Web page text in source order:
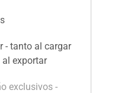
- tanto al cargar
exportar
exclusivos -